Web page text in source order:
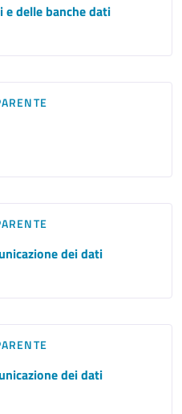
delle banche dati
dei dati
dei dati